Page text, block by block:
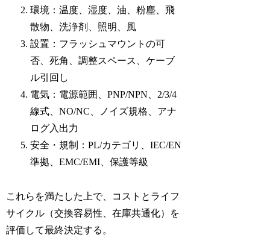
環境：温度、湿度、油、粉塵、飛
散物、洗浄剤、照明、風
設置：フラッシュマウントの可
否、死角、調整スペース、ケーブ
ル引回し
電気：電源範囲、PNP/NPN、2/3/4
線式、NO/NC、ノイズ規格、アナ
ログ入出力
安全・規制：PL/カテゴリ、IEC/EN
準拠、EMC/EMI、保護等級
これらを満たした上で、コストとライフ
サイクル（交換容易性、在庫共通化）を
評価して最終決定する。